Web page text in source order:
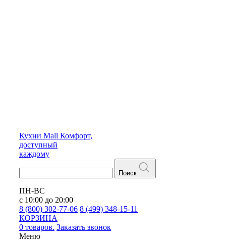
Кухни Mall Комфорт,
доступный
каждому
Поиск
ПН-ВС
с 10:00 до 20:00
8 (800) 302-77-06 8 (499) 348-15-11
КОРЗИНА
0 товаров. Заказать звонок
Меню